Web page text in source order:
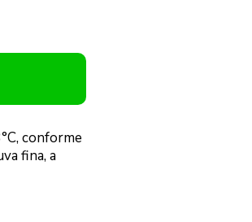
conforme
fina, a